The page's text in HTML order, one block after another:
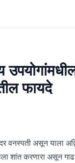
फायदे
असून याला
शांत करणारा असून